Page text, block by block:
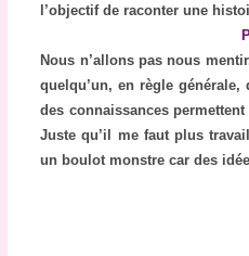
l’objectif de raconter une
Nous n’allons pas nous
quelqu’un, en règle
des connaissances
Juste qu’il me faut plus
un boulot monstre car des